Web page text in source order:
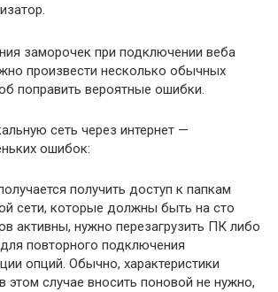
заморочек при подключении веба
произвести несколько обычных
поправить вероятные ошибки.
сеть через интернет —
ошибок:
получить доступ к папкам
сети, которые должны быть на сто
активны, нужно перезагрузить ПК либо
повторного подключения
опций. Обычно, характеристики
этом случае вносить поновой не нужно,